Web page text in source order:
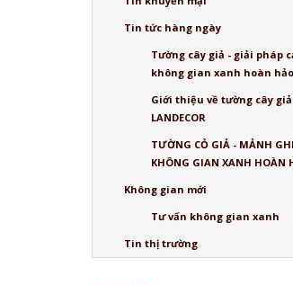
Tin tức hàng ngày
Tường cây giả - giải pháp
không gian xanh hoàn hảo
Giới thiệu về tường cây giả
LANDECOR
TƯỜNG CỎ GIẢ - MẢNH
KHÔNG GIAN XANH HOÀN
Không gian mới
Tư vấn không gian xanh
Tin thị trường